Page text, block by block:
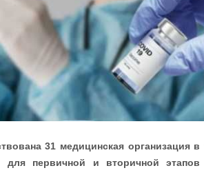
31 медицинская организация
для первичной и вторичной этапов